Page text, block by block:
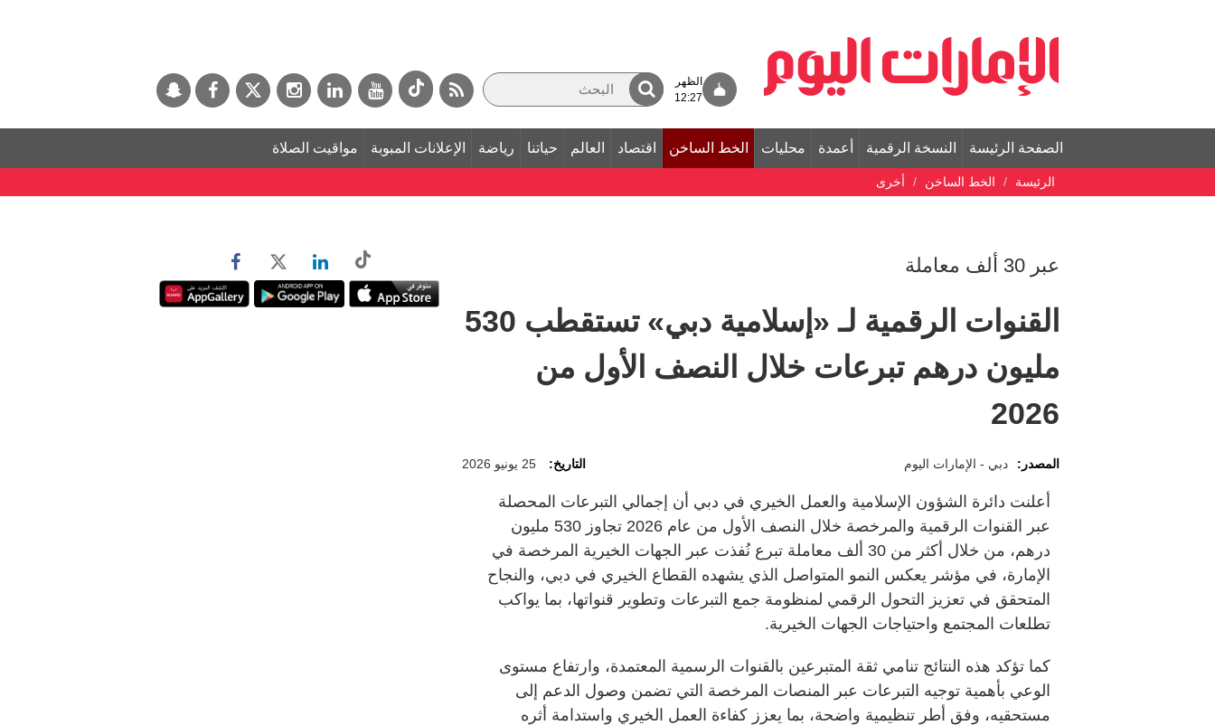
الظهر
12:27
الصفحة الرئيسة النسخة الرقمية أعمدة محليات الخط الساخن اقتصاد العالم حياتنا رياضة الإعلانات المبوبة مواقيت الصلاة
الرئيسة الخط الساخن أخرى
عبر 30 ألف معاملة
القنوات الرقمية لـ «إسلامية دبي» تستقطب 530
مليون درهم تبرعات خلال النصف الأول من
2026
المصدر: دبي - الإمارات اليوم التاريخ: 25 يونيو 2026
أعلنت دائرة الشؤون الإسلامية والعمل الخيري في دبي أن إجمالي التبرعات المحصلة
عبر القنوات الرقمية والمرخصة خلال النصف الأول من عام 2026 تجاوز 530 مليون
درهم، من خلال أكثر من 30 ألف معاملة تبرع نُفذت عبر الجهات الخيرية المرخصة في
الإمارة، في مؤشر يعكس النمو المتواصل الذي يشهده القطاع الخيري في دبي، والنجاح
المتحقق في تعزيز التحول الرقمي لمنظومة جمع التبرعات وتطوير قنواتها، بما يواكب
تطلعات المجتمع واحتياجات الجهات الخيرية.
كما تؤكد هذه النتائج تنامي ثقة المتبرعين بالقنوات الرسمية المعتمدة، وارتفاع مستوى
الوعي بأهمية توجيه التبرعات عبر المنصات المرخصة التي تضمن وصول الدعم إلى
مستحقيه، وفق أطر تنظيمية واضحة، بما يعزز كفاءة العمل الخيري واستدامة أثره